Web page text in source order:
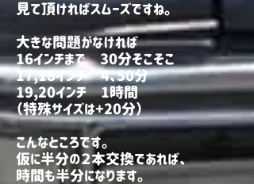
見て頂ければスムーズですね。
大きな問題がなければ
16インチまで 30分そこそこ
17,18インチ 4、50分
19,20インチ 1時間
（特殊サイズは+20分）
こんなところです。
仮に半分の２本交換であれば、
​時間も半分になります。